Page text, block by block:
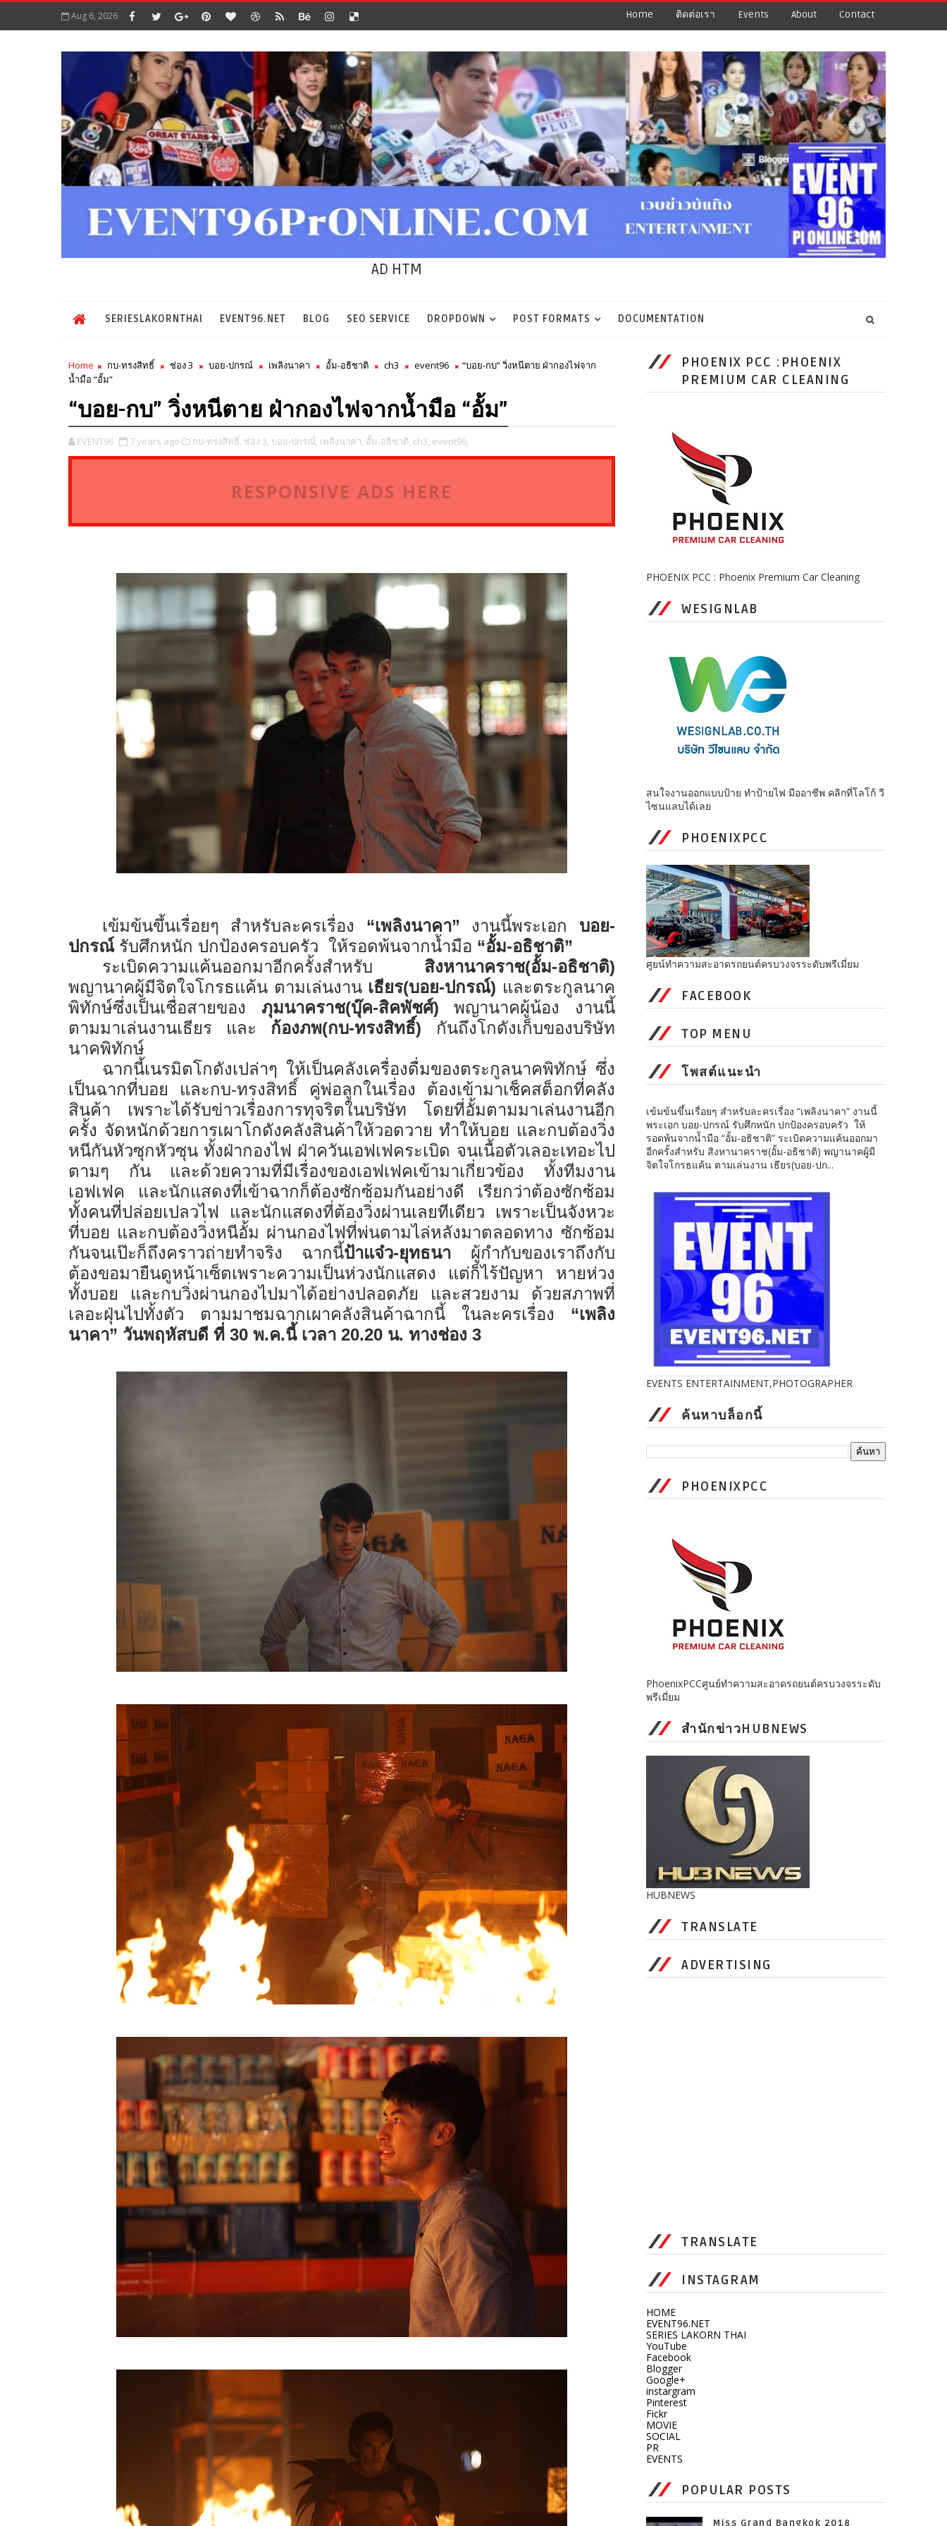
Aug 6, 2026 Home ติดต่อเรา Events About Contact
AD HTM
SERIESLAKORNTHAI EVENT96.NET BLOG SEO SERVICE DROPDOWN POST FORMATS DOCUMENTATION
Home กบ-ทรงสิทธิ์ ช่อง 3 บอย-ปกรณ์ เพลิงนาคา อั้ม-อธิชาติ ch3 event96
“บอย-กบ” วิ่งหนีตาย ฝ่ากองไฟจาก
น้ำมือ “อั้ม”
“บอย-กบ” วิ่งหนีตาย ฝ่ากองไฟจากน้ำมือ “อั้ม”
EVENT96 7 years ago กบ-ทรงสิทธิ์, ช่อง 3, บอย-ปกรณ์, เพลิงนาคา, อั้ม-อธิชาติ, ch3, event96,
RESPONSIVE ADS HERE
เข้มข้นขึ้นเรื่อยๆ สำหรับละครเรื่อง “เพลิงนาคา” งานนี้พระเอก บอย-
ปกรณ์ รับศึกหนัก ปกป้องครอบครัว ให้รอดพ้นจากน้ำมือ “อั้ม-อธิชาติ”
ระเบิดความแค้นออกมาอีกครั้งสำหรับ สิงหานาคราช(อั้ม-อธิชาติ)
พญานาคผู้มีจิตใจโกรธแค้น ตามเล่นงาน เธียร(บอย-ปกรณ์) และตระกูลนาค
พิทักษ์ซึ่งเป็นเชื่อสายของ ภุมนาคราช(บุ๊ค-สิคพัชศ์) พญานาคผู้น้อง งานนี้
ตามมาเล่นงานเธียร และ ก้องภพ(กบ-ทรงสิทธิ์) กันถึงโกดังเก็บของบริษัท
นาคพิทักษ์
ฉากนี้เนรมิตโกดังเปล่าๆ ให้เป็นคลังเครื่องดื่มของตระกูลนาคพิทักษ์ ซึ่ง
เป็นฉากที่บอย และกบ-ทรงสิทธิ์ คู่พ่อลูกในเรื่อง ต้องเข้ามาเช็คสต็อกที่คลัง
สินค้า เพราะได้รับข่าวเรื่องการทุจริตในบริษัท โดยที่อั้มตามมาเล่นงานอีก
ครั้ง จัดหนักด้วยการเผาโกดังคลังสินค้าให้วอดวาย ทำให้บอย และกบต้องวิ่ง
หนีกันหัวซุกหัวซุน ทั้งฝ่ากองไฟ ฝ่าควันเอฟเฟคระเบิด จนเนื้อตัวเลอะเทอะไป
ตามๆ กัน และด้วยความที่มีเรื่องของเอฟเฟคเข้ามาเกี่ยวข้อง ทั้งทีมงาน
เอฟเฟค และนักแสดงที่เข้าฉากก็ต้องซักซ้อมกันอย่างดี เรียกว่าต้องซักซ้อม
ทั้งคนที่ปล่อยเปลวไฟ และนักแสดงที่ต้องวิ่งผ่านเลยทีเดียว เพราะเป็นจังหวะ
ที่บอย และกบต้องวิ่งหนีอั้ม ผ่านกองไฟที่พ่นตามไล่หลังมาตลอดทาง ซักซ้อม
กันจนเป๊ะก็ถึงคราวถ่ายทำจริง ฉากนี้ป้าแจ๋ว-ยุทธนา ผู้กำกับของเราถึงกับ
ต้องขอมายืนดูหน้าเซ็ตเพราะความเป็นห่วงนักแสดง แต่ก็ไร้ปัญหา หายห่วง
ทั้งบอย และกบวิ่งผ่านกองไปมาได้อย่างปลอดภัย และสวยงาม ด้วยสภาพที่
เลอะฝุ่นไปทั้งตัว ตามมาชมฉากเผาคลังสินค้าฉากนี้ ในละครเรื่อง
“เพลิง
นาคา” วันพฤหัสบดี ที่ 30 พ.ค.นี้ เวลา 20.20 น. ทางช่อง 3
PHOENIX PCC :PHOENIX
PREMIUM CAR CLEANING
PHOENIX PCC : Phoenix Premium Car Cleaning
WESIGNLAB
สนใจงานออกแบบป้าย ทำป้ายไฟ มืออาชีพ คลิกที่โลโก้ วี
ไซนแลบได้เลย
PHOENIXPCC
ศูยน์ทำความสะอาดรถยนต์ครบวงจรระดับพรีเมี่ยม
FACEBOOK
TOP MENU
โพสต์แนะนำ
เข้มข้นขึ้นเรื่อยๆ สำหรับละครเรื่อง “เพลิงนาคา” งานนี้
พระเอก บอย-ปกรณ์ รับศึกหนัก ปกป้องครอบครัว ให้
รอดพ้นจากน้ำมือ “อั้ม-อธิชาติ” ระเบิดความแค้นออกมา
อีกครั้งสำหรับ สิงหานาคราช(อั้ม-อธิชาติ) พญานาคผู้มี
จิตใจโกรธแค้น ตามเล่นงาน เธียร(บอย-ปก...
EVENTS ENTERTAINMENT,PHOTOGRAPHER
ค้นหาบล็อกนี้
PHOENIXPCC
PhoenixPCCศูนย์ทำความสะอาดรถยนต์ครบวงจรระดับ
พรีเมี่ยม
สำนักข่าวHUBNEWS
HUBNEWS
TRANSLATE
ADVERTISING
TRANSLATE
INSTAGRAM
HOME
EVENT96.NET
SERIES LAKORN THAI
YouTube
Facebook
Blogger
Google+
instargram
Pinterest
Fickr
MOVIE
SOCIAL
PR
EVENTS
POPULAR POSTS
Miss Grand Bangkok 2018